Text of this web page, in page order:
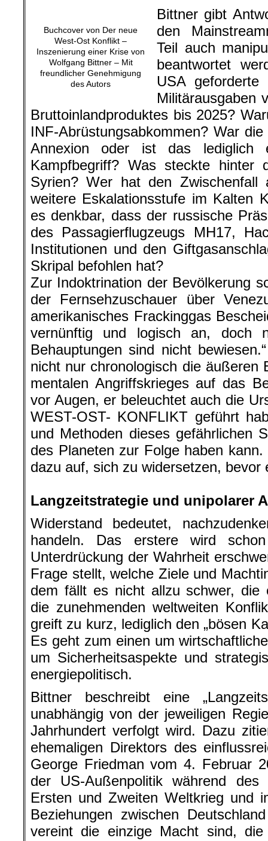
Buchcover von Der neue
West-Ost Konflikt –
Inszenierung einer Krise von
Wolfgang Bittner – Mit
freundlicher Genehmigung
des Autors
Bittner gibt
den
Teil auch
beantwortet
USA geforderte
Militärausgaben
Bruttoinlandproduktes bis 2025?
INF-Abrüstungsabkommen? War
Annexion oder ist das lediglich
Kampfbegriff? Was steckte hinter
Syrien? Wer hat den Zwischenfall
weitere Eskalationsstufe im Kalten
es denkbar, dass der russische
des Passagierflugzeugs MH17,
Institutionen und den
Skripal befohlen hat?
Zur Indoktrination der Bevölkerung
der Fernsehzuschauer über
amerikanisches Frackinggas
vernünftig und logisch an, doch
Behauptungen sind nicht
nicht nur chronologisch die äußeren
mentalen Angriffskrieges auf das
vor Augen, er beleuchtet auch die
WEST-OST- KONFLIKT geführt
und Methoden dieses gefährlichen
des Planeten zur Folge haben
dazu auf, sich zu widersetzen, bevor
Langzeitstrategie und unipolarer
Widerstand bedeutet,
handeln. Das erstere wird
Unterdrückung der Wahrheit
Frage stellt, welche Ziele und
dem fällt es nicht allzu schwer, die
die zunehmenden weltweiten
greift zu kurz, lediglich den „bösen
Es geht zum einen um
um Sicherheitsaspekte und
energiepolitisch.
Bittner beschreibt eine
unabhängig von der jeweiligen
Jahrhundert verfolgt wird. Dazu
ehemaligen Direktors des
George Friedman vom 4. Februar
der US-Außenpolitik während
Ersten und Zweiten Weltkrieg und
Beziehungen zwischen
vereint die einzige Macht sind, die